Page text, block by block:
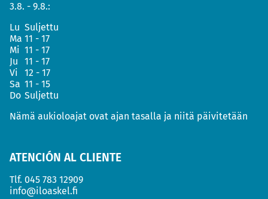
3.8. - 9.8.:
Lu Suljettu
Ma 11 - 17
Mi 11 - 17
Ju
11 - 17
Vi
12 - 17
Sa 11 - 15
Do Suljettu
Nämä aukioloajat ovat ajan tasalla ja niitä päivitetään
ATENCIÓN AL CLIENTE
Tlf. 045 783 12909
info@iloaskel.fi